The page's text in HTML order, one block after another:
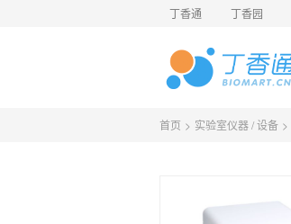
丁香通 丁香园
首页 > 实验室仪器 / 设备 >